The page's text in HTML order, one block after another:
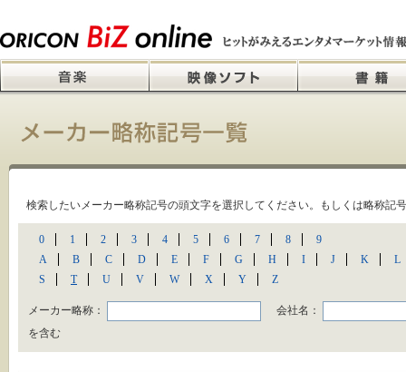
検索したいメーカー略称記号の頭文字を選択してください。もしくは略称記
0 1 2 3 4 5 6 7 8
9
A
B C D E F G H I J K
L
S
T U V W X Y Z
メーカー略称：
会社名：
を含む